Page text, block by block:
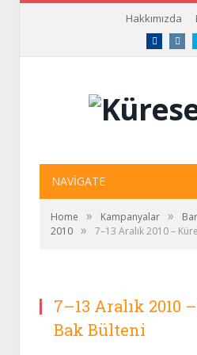
Hakkımızda
Facebook
NAVIGATE
Home » Kampanyalar »
2010 » 7–13 Aralık 2010 –
7–13 Aralık 2010
Bak Bülteni